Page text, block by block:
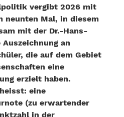
vergibt 2026 mit
neunten Mal, in diesem
mit der Dr.-Hans-
an
die auf dem Gebiet
eine
erzielt haben.
eine
(zu erwartender
in der